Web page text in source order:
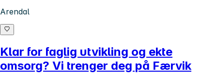
Arendal
Klar for faglig utvikling og ekte
omsorg? Vi trenger deg på Færvik